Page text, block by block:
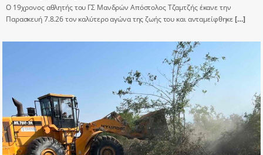
Ο 19χρονος αθλητής του ΓΣ Μανδρών Απόστολος Τζαμτζής έκανε την
Παρασκευή 7.8.26 τον καλύτερο αγώνα της ζωής του και ανταμείφθηκε[…]